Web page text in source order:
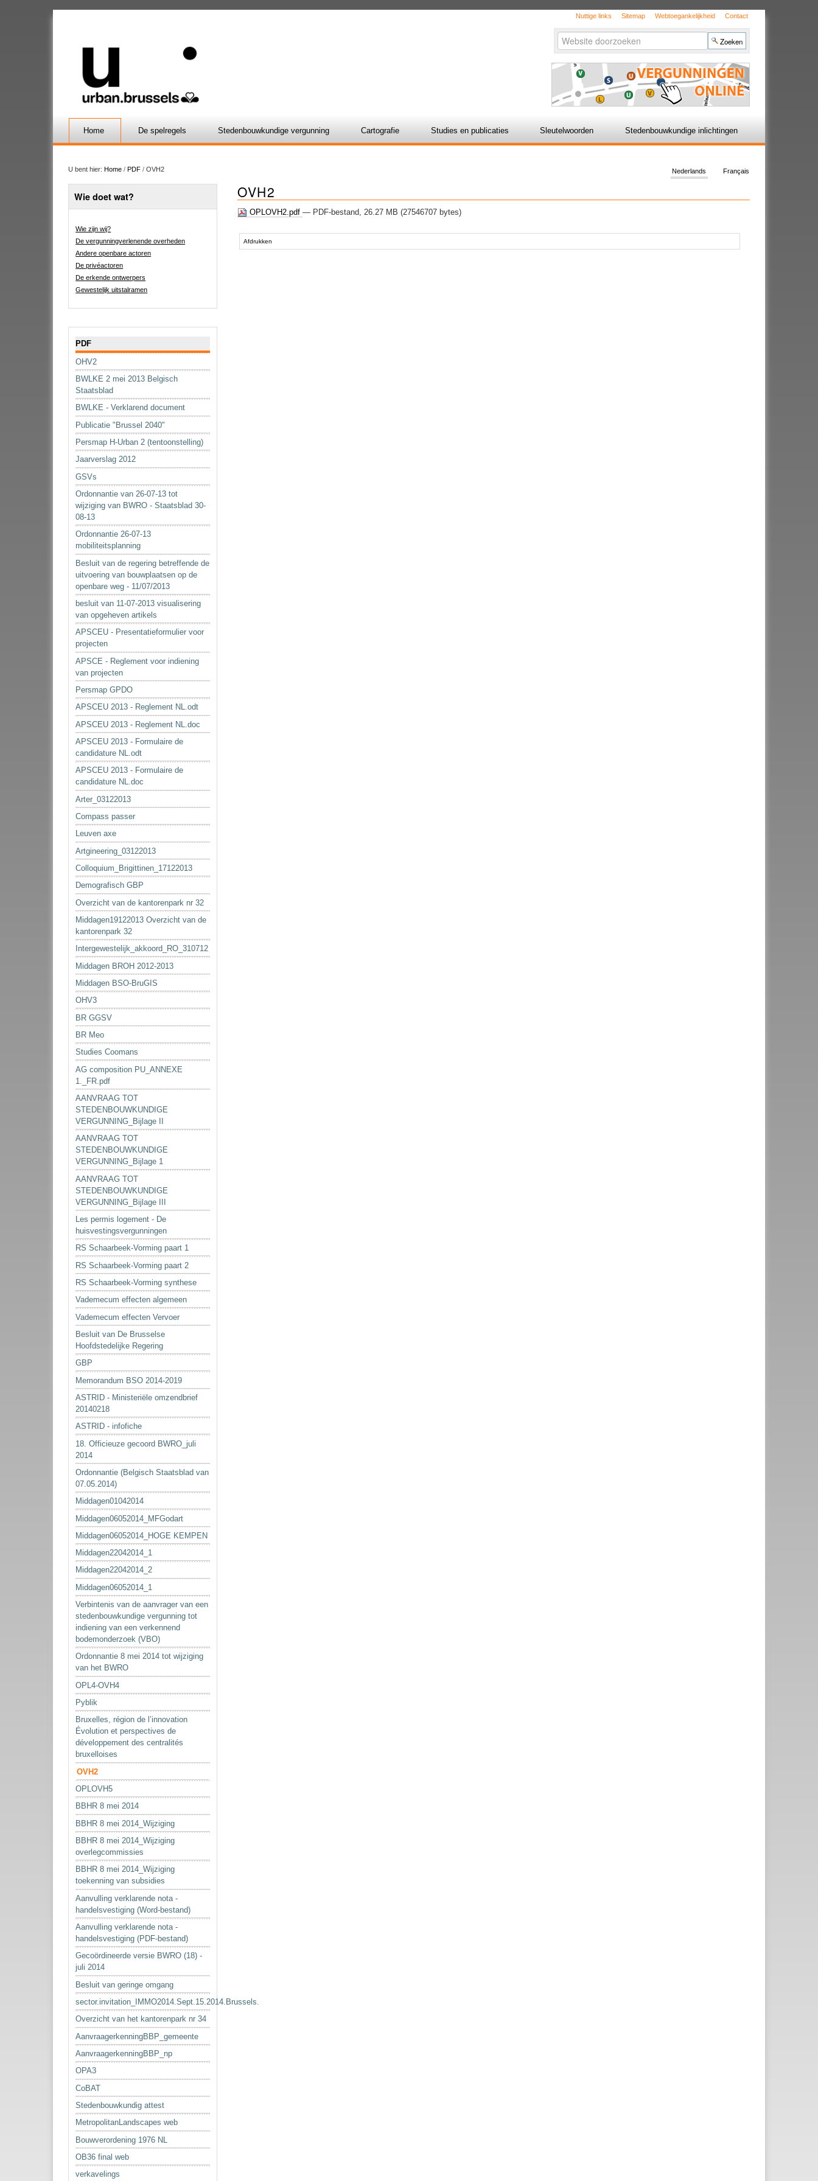
Nuttige links Sitemap Webtoegankelijkheid Contact
Zoek
zoeken...
Home De spelregels Stedenbouwkundige vergunning Cartografie Studies en publicaties Sleutelwoorden Stedenbouwkundige inlichtingen
U bent hier: Home / PDF / OVH2 Français
Nederlands
Wie doet wat?
Wie zijn wij?
De vergunningverlenende overheden
Andere openbare actoren
De privéactoren
De erkende ontwerpers
Gewestelijk uitstalramen
PDF
OHV2
BWLKE 2 mei 2013 Belgisch
Staatsblad
BWLKE - Verklarend document
Publicatie "Brussel 2040"
Persmap H-Urban 2 (tentoonstelling)
Jaarverslag 2012
GSVs
Ordonnantie van 26-07-13 tot
wijziging van BWRO - Staatsblad 30-
08-13
Ordonnantie 26-07-13
mobiliteitsplanning
Besluit van de regering betreffende de
uitvoering van bouwplaatsen op de
openbare weg - 11/07/2013
besluit van 11-07-2013 visualisering
van opgeheven artikels
APSCEU - Presentatieformulier voor
projecten
APSCE - Reglement voor indiening
van projecten
Persmap GPDO
APSCEU 2013 - Reglement NL.odt
APSCEU 2013 - Reglement NL.doc
APSCEU 2013 - Formulaire de
candidature NL.odt
APSCEU 2013 - Formulaire de
candidature NL.doc
Arter_03122013
Compass passer
Leuven axe
Artgineering_03122013
Colloquium_Brigittinen_17122013
Demografisch GBP
Overzicht van de kantorenpark nr 32
Middagen19122013 Overzicht van de
kantorenpark 32
Intergewestelijk_akkoord_RO_310712
Middagen BROH 2012-2013
Middagen BSO-BruGIS
OHV3
BR GGSV
BR Meo
Studies Coomans
AG composition PU_ANNEXE
1._FR.pdf
AANVRAAG TOT
STEDENBOUWKUNDIGE
VERGUNNING_Bijlage II
AANVRAAG TOT
STEDENBOUWKUNDIGE
VERGUNNING_Bijlage 1
AANVRAAG TOT
STEDENBOUWKUNDIGE
VERGUNNING_Bijlage III
Les permis logement - De
huisvestingsvergunningen
RS Schaarbeek-Vorming paart 1
RS Schaarbeek-Vorming paart 2
RS Schaarbeek-Vorming synthese
Vademecum effecten algemeen
Vademecum effecten Vervoer
Besluit van De Brusselse
Hoofdstedelijke Regering
GBP
Memorandum BSO 2014-2019
ASTRID - Ministeriële omzendbrief
20140218
ASTRID - infofiche
18. Officieuze gecoord BWRO_juli
2014
Ordonnantie (Belgisch Staatsblad van
07.05.2014)
Middagen01042014
Middagen06052014_MFGodart
Middagen06052014_HOGE KEMPEN
Middagen22042014_1
Middagen22042014_2
Middagen06052014_1
Verbintenis van de aanvrager van een
stedenbouwkundige vergunning tot
indiening van een verkennend
bodemonderzoek (VBO)
Ordonnantie 8 mei 2014 tot wijziging
van het BWRO
OPL4-OVH4
Pyblik
Bruxelles, région de l’innovation
Évolution et perspectives de
développement des centralités
bruxelloises
OVH2
OPLOVH5
BBHR 8 mei 2014
BBHR 8 mei 2014_Wijziging
BBHR 8 mei 2014_Wijziging
overlegcommissies
BBHR 8 mei 2014_Wijziging
toekenning van subsidies
Aanvulling verklarende nota -
handelsvestiging (Word-bestand)
Aanvulling verklarende nota -
handelsvestiging (PDF-bestand)
Gecoördineerde versie BWRO (18) -
juli 2014
Besluit van geringe omgang
sector.invitation_IMMO2014.Sept.15.2014.Brussels.
Overzicht van het kantorenpark nr 34
AanvraagerkenningBBP_gemeente
AanvraagerkenningBBP_np
OPA3
CoBAT
Stedenbouwkundig attest
MetropolitanLandscapes web
Bouwverordening 1976 NL
OB36 final web
verkavelings
OVH2
OPLOVH2.pdf— PDF-bestand, 26.27 MB (27546707 bytes)
acties
Afdrukken